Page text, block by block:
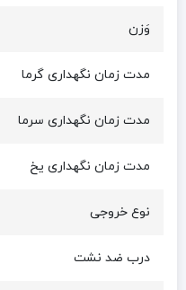
وَزن
مدت زمان نگهداری گرما
مدت زمان نگهداری سرما
مدت زمان نگهداری یخ
نوع خروجی
درب ضد نشت